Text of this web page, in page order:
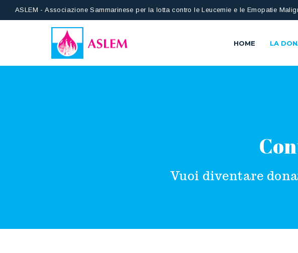
ASLEM - Associazione Sammarinese per la lotta contro le Leucemie e le Emopatie
HOME LA
Vuoi diventare